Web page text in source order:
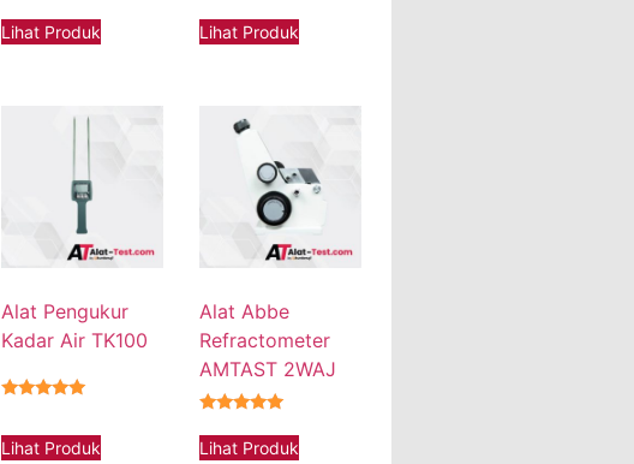
Lihat Produk Lihat Produk
Alat Pengukur
Kadar Air TK100
Lihat Produk
Alat Abbe
Refractometer
AMTAST 2WAJ
Lihat Produk